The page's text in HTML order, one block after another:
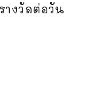
างวัลต่อวัน